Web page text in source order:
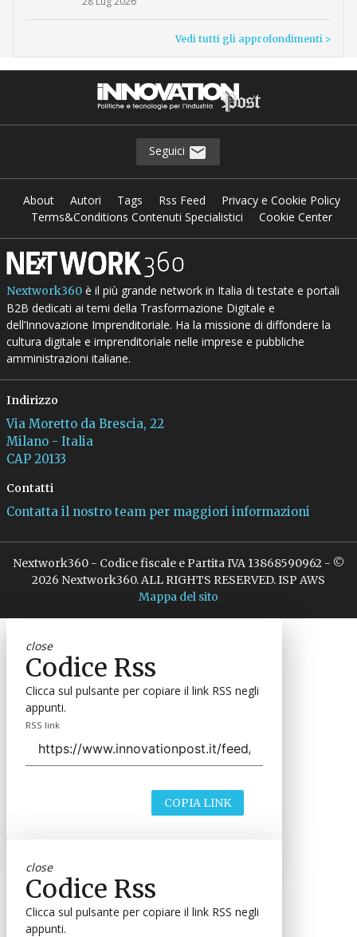
Vedi tutti gli approfondimenti >
Seguici
About Autori Tags Rss Feed
Privacy e Cookie Policy
Terms&Conditions Contenuti Specialistici
Cookie Center
Nextwork360è il più grande network in Italia di testate e portali
B2B dedicati ai temi della Trasformazione Digitale e
dell’Innovazione Imprenditoriale. Ha la missione di diffondere la
cultura digitale e imprenditoriale nelle imprese e pubbliche
amministrazioni italiane.
Indirizzo
Via Moretto da Brescia, 22
Milano - Italia
CAP 20133
Contatti
Contatta il nostro team per maggiori informazioni
Nextwork360 - Codice fiscale e Partita IVA 13868590962 - ©
2026 Nextwork360. ALL RIGHTS RESERVED. ISP AWS
Mappa del sito
close
Codice Rss
Clicca sul pulsante per copiare il link RSS negli
appunti.
RSS link
COPIA LINK
close
Codice Rss
Clicca sul pulsante per copiare il link RSS negli
appunti.